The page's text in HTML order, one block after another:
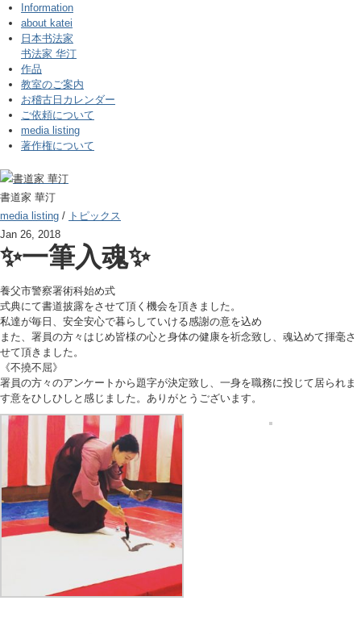
Information
about katei
日本书法家
书法家 华汀
作品
教室のご案内
お稽古日カレンダー
ご依頼について
media listing
著作権について
書道家 華汀
media listing / トピックス
Jan 26, 2018
✨一筆入魂✨
養父市警察署術科始め式
式典にて書道披露をさせて頂く機会を頂きました。
私達が毎日、安全安心で暮らしていける感謝の意を込め
また、署員の方々はじめ皆様の心と身体の健康を祈念致し、魂込めて揮毫さ
せて頂きました。
《不撓不屈》
署員の方々のアンケートから題字が決定致し、一身を職務に投じて居られま
す意をひしひしと感じました。ありがとうございます。